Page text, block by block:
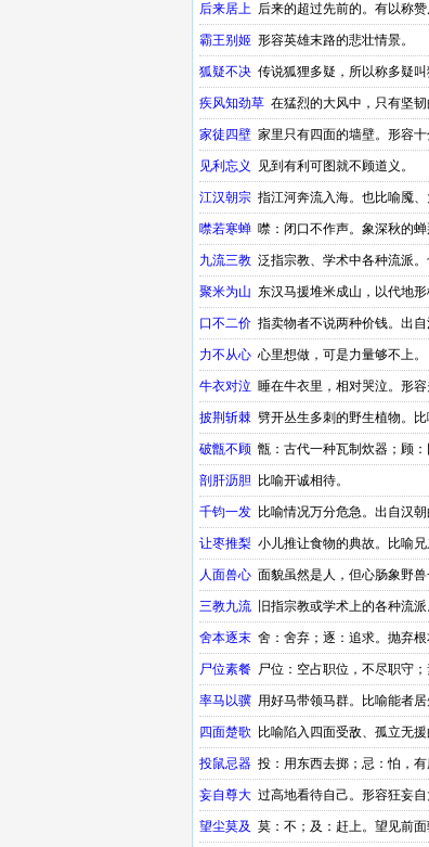
后来居上 后来的超过先前的。有以称
霸王别姬 形容英雄末路的悲壮情景。
狐疑不决 传说狐狸多疑，所以称多疑
疾风知劲草 在猛烈的大风中，只有坚
家徒四壁 家里只有四面的墙壁。形容
见利忘义 见到有利可图就不顾道义。
江汉朝宗 指江河奔流入海。也比喻魇
噤若寒蝉 噤：闭口不作声。象深秋的
九流三教 泛指宗教、学术中各种流派
聚米为山 东汉马援堆米成山，以代地
口不二价 指卖物者不说两种价钱。出
力不从心 心里想做，可是力量够不上。
牛衣对泣 睡在牛衣里，相对哭泣。形
披荆斩棘 劈开丛生多刺的野生植物。
破甑不顾 甑：古代一种瓦制炊器；顾
剖肝沥胆 比喻开诚相待。
千钧一发 比喻情况万分危急。出自汉
让枣推梨 小儿推让食物的典故。比喻兄
人面兽心 面貌虽然是人，但心肠象野
三教九流 旧指宗教或学术上的各种流
舍本逐末 舍：舍弃；逐：追求。抛弃
时期的成语
尸位素餐 尸位：空占职位，不尽职守
率马以骥 用好马带领马群。比喻能者
四面楚歌 比喻陷入四面受敌、孤立无援
投鼠忌器 投：用东西去掷；忌：怕，
语
妄自尊大 过高地看待自己。形容狂妄自
望尘莫及 莫：不；及：赶上。望见前